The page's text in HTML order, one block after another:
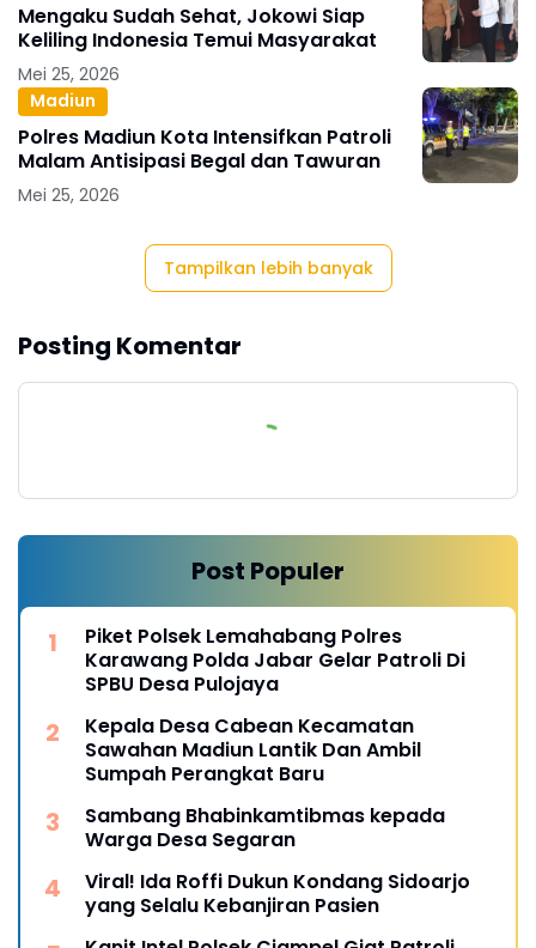
Mengaku Sudah Sehat, Jokowi Siap
Keliling Indonesia Temui Masyarakat
Mei 25, 2026
Madiun
Polres Madiun Kota Intensifkan Patroli
Malam Antisipasi Begal dan Tawuran
Mei 25, 2026
Tampilkan lebih banyak
Posting Komentar
Post Populer
Piket Polsek Lemahabang Polres
Karawang Polda Jabar Gelar Patroli Di
SPBU Desa Pulojaya
Kepala Desa Cabean Kecamatan
Sawahan Madiun Lantik Dan Ambil
Sumpah Perangkat Baru
Sambang Bhabinkamtibmas kepada
Warga Desa Segaran
Viral! Ida Roffi Dukun Kondang Sidoarjo
yang Selalu Kebanjiran Pasien